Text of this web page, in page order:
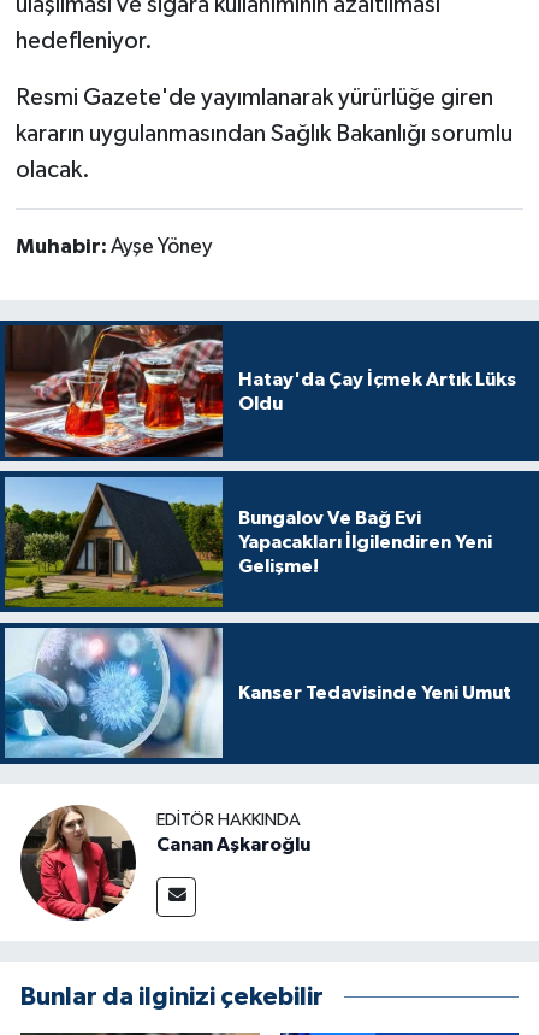
ulaşılması ve sigara kullanımının azaltılması
hedefleniyor.
Resmi Gazete'de yayımlanarak yürürlüğe giren
kararın uygulanmasından Sağlık Bakanlığı sorumlu
olacak.
Muhabir: Ayşe Yöney
Hatay'da Çay İçmek Artık Lüks
Oldu
Bungalov Ve Bağ Evi
Yapacakları İlgilendiren Yeni
Gelişme!
Kanser Tedavisinde Yeni Umut
EDITÖR HAKKINDA
Canan Aşkaroğlu
Bunlar da ilginizi çekebilir